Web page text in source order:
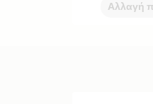
Αλλαγή